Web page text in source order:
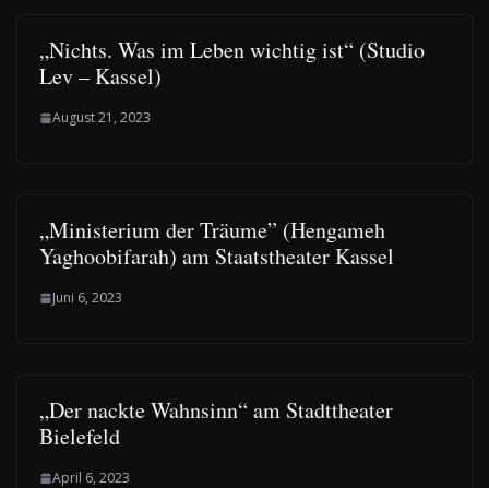
„Nichts. Was im Leben wichtig ist“ (Studio
Lev – Kassel)
August 21, 2023
„Ministerium der Träume” (Hengameh
Yaghoobifarah) am Staatstheater Kassel
Juni 6, 2023
„Der nackte Wahnsinn“ am Stadttheater
Bielefeld
April 6, 2023